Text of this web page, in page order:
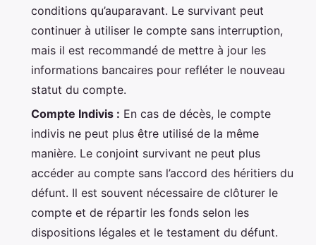
conditions qu’auparavant. Le survivant peut
continuer à utiliser le compte sans interruption,
mais il est recommandé de mettre à jour les
informations bancaires pour refléter le nouveau
statut du compte.
Compte Indivis : En cas de décès, le compte
indivis ne peut plus être utilisé de la même
manière. Le conjoint survivant ne peut plus
accéder au compte sans l’accord des héritiers du
défunt. Il est souvent nécessaire de clôturer le
compte et de répartir les fonds selon les
dispositions légales et le testament du défunt.